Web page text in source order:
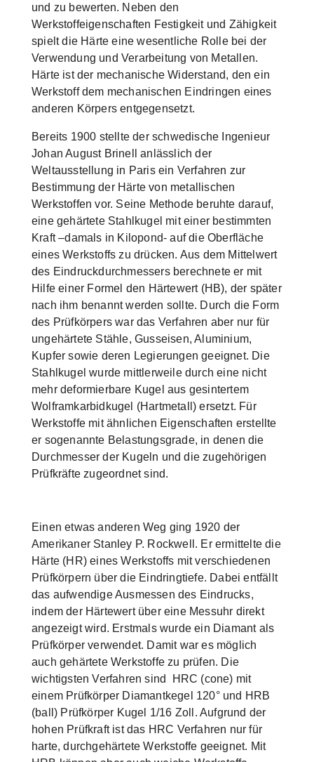
und zu bewerten. Neben den
Werkstoffeigenschaften Festigkeit und Zähigkeit
spielt die Härte eine wesentliche Rolle bei der
Verwendung und Verarbeitung von Metallen.
Härte ist der mechanische Widerstand, den ein
Werkstoff dem mechanischen Eindringen eines
anderen Körpers entgegensetzt.
Bereits 1900 stellte der schwedische Ingenieur
Johan August Brinell anlässlich der
Weltausstellung in Paris ein Verfahren zur
Bestimmung der Härte von metallischen
Werkstoffen vor. Seine Methode beruhte darauf,
eine gehärtete Stahlkugel mit einer bestimmten
Kraft –damals in Kilopond- auf die Oberfläche
eines Werkstoffs zu drücken. Aus dem Mittelwert
des Eindruckdurchmessers berechnete er mit
Hilfe einer Formel den Härtewert (HB), der später
nach ihm benannt werden sollte. Durch die Form
des Prüfkörpers war das Verfahren aber nur für
ungehärtete Stähle, Gusseisen, Aluminium,
Kupfer sowie deren Legierungen geeignet. Die
Stahlkugel wurde mittlerweile durch eine nicht
mehr deformierbare Kugel aus gesintertem
Wolframkarbidkugel (Hartmetall) ersetzt. Für
Werkstoffe mit ähnlichen Eigenschaften erstellte
er sogenannte Belastungsgrade, in denen die
Durchmesser der Kugeln und die zugehörigen
Prüfkräfte zugeordnet sind.
Einen etwas anderen Weg ging 1920 der
Amerikaner Stanley P. Rockwell. Er ermittelte die
Härte (HR) eines Werkstoffs mit verschiedenen
Prüfkörpern über die Eindringtiefe. Dabei entfällt
das aufwendige Ausmessen des Eindrucks,
indem der Härtewert über eine Messuhr direkt
angezeigt wird. Erstmals wurde ein Diamant als
Prüfkörper verwendet. Damit war es möglich
auch gehärtete Werkstoffe zu prüfen. Die
wichtigsten Verfahren sind HRC (cone) mit
einem Prüfkörper Diamantkegel 120° und HRB
(ball) Prüfkörper Kugel 1/16 Zoll. Aufgrund der
hohen Prüfkraft ist das HRC Verfahren nur für
harte, durchgehärtete Werkstoffe geeignet. Mit